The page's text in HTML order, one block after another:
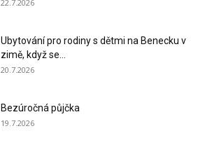
22.7.2026
Ubytování pro rodiny s dětmi na Benecku v
zimě, když se...
20.7.2026
Bezúročná půjčka
19.7.2026